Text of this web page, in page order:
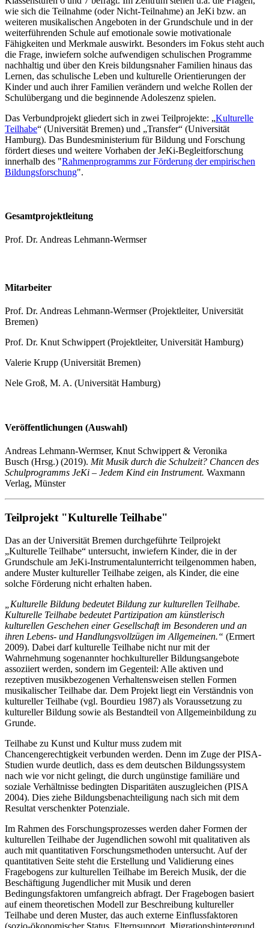
wie sich die Teilnahme (oder Nicht-Teilnahme) an JeKi bzw. an
weiteren musikalischen Angeboten in der Grundschule und in der
weiterführenden Schule auf emotionale sowie motivationale
Fähigkeiten und Merkmale auswirkt. Besonders im Fokus steht auch
die Frage, inwiefern solche aufwendigen schulischen Programme
nachhaltig und über den Kreis bildungsnaher Familien hinaus das
Lernen, das schulische Leben und kulturelle Orientierungen der
Kinder und auch ihrer Familien verändern und welche Rollen der
Schulübergang und die beginnende Adoleszenz spielen.
Das Verbundprojekt gliedert sich in zwei Teilprojekte: „Kulturelle
Teilhabe“ (Universität Bremen) und „Transfer“ (Universität
Hamburg). Das Bundesministerium für Bildung und Forschung
fördert dieses und weitere Vorhaben der JeKi-Begleitforschung
innerhalb des "Rahmenprogramms zur Förderung der empirischen
Bildungsforschung".
Gesamtprojektleitung
Prof. Dr. Andreas Lehmann-Wermser
Mitarbeiter
Prof. Dr. Andreas Lehmann-Wermser (Projektleiter, Universität
Bremen)
Prof. Dr. Knut Schwippert (Projektleiter, Universität Hamburg)
Valerie Krupp (Universität Bremen)
Nele Groß, M. A. (Universität Hamburg)
Veröffentlichungen (Auswahl)
Andreas Lehmann-Wermser, Knut Schwippert & Veronika
Busch (Hrsg.) (2019). Mit Musik durch die Schulzeit? Chancen des
Schulprogramms JeKi – Jedem Kind ein Instrument. Waxmann
Verlag, Münster
Teilprojekt "Kulturelle Teilhabe"
Das an der Universität Bremen durchgeführte Teilprojekt
„Kulturelle Teilhabe“ untersucht, inwiefern Kinder, die in der
Grundschule am JeKi-Instrumentalunterricht teilgenommen haben,
andere Muster kultureller Teilhabe zeigen, als Kinder, die eine
solche Förderung nicht erhalten haben.
„Kulturelle Bildung bedeutet Bildung zur kulturellen Teilhabe.
Kulturelle Teilhabe bedeutet Partizipation am künstlerisch
kulturellen Geschehen einer Gesellschaft im Besonderen und an
ihren Lebens- und Handlungsvollzügen im Allgemeinen.“ (Ermert
2009). Dabei darf kulturelle Teilhabe nicht nur mit der
Wahrnehmung sogenannter hochkultureller Bildungsangebote
assoziiert werden, sondern im Gegenteil: Alle aktiven und
rezeptiven musikbezogenen Verhaltensweisen stellen Formen
musikalischer Teilhabe dar. Dem Projekt liegt ein Verständnis von
kultureller Teilhabe (vgl. Bourdieu 1987) als Voraussetzung zu
kultureller Bildung sowie als Bestandteil von Allgemeinbildung zu
Grunde.
Teilhabe zu Kunst und Kultur muss zudem mit
Chancengerechtigkeit verbunden werden. Denn im Zuge der PISA-
Studien wurde deutlich, dass es dem deutschen Bildungssystem
nach wie vor nicht gelingt, die durch ungünstige familiäre und
soziale Verhältnisse bedingten Disparitäten auszugleichen (PISA
2004). Dies ziehe Bildungsbenachteiligung nach sich mit dem
Resultat verschenkter Potenziale.
Im Rahmen des Forschungsprozesses werden daher Formen der
kulturellen Teilhabe der Jugendlichen sowohl mit qualitativen als
auch mit quantitativen Forschungsmethoden untersucht. Auf der
quantitativen Seite steht die Erstellung und Validierung eines
Fragebogens zur kulturellen Teilhabe im Bereich Musik, der die
Beschäftigung Jugendlicher mit Musik und deren
Bedingungsfaktoren umfangreich abfragt. Der Fragebogen basiert
auf einem theoretischen Modell zur Beschreibung kultureller
Teilhabe und deren Muster, das auch externe Einflussfaktoren